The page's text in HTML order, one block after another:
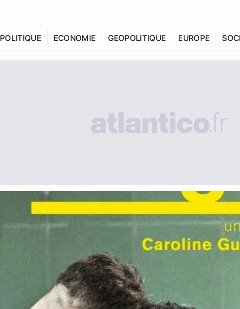
POLITIQUE ECONOMIE GEOPOLITIQUE EUROPE